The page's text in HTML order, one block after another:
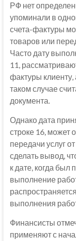
РФ нет
упоминали в
счета-фактуры
товаров или
Часто дату
11,
фактуры клиенту,
таком случае
документа.
Однако дата
строке 16, может
передачи услуг
сделать вывод,
к дате, когда
выполнение
выполнения
Финансисты
применяют с